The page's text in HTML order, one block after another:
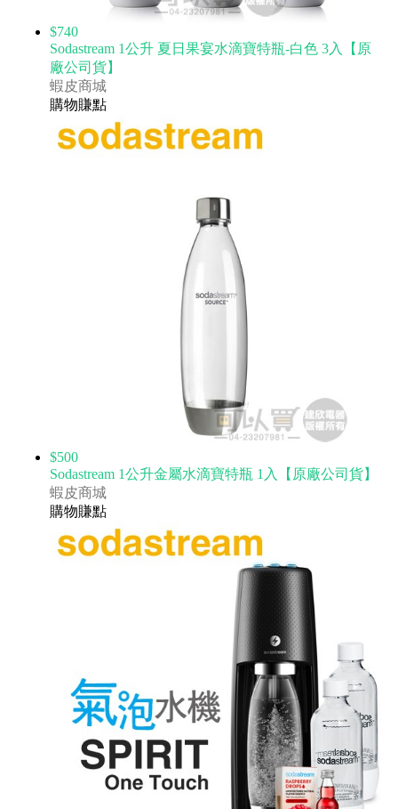
$740
Sodastream 1公升 夏日果宴水滴寶特瓶-白色 3入【原
廠公司貨】
蝦皮商城
購物賺點
$500
Sodastream 1公升金屬水滴寶特瓶 1入【原廠公司貨】
蝦皮商城
購物賺點